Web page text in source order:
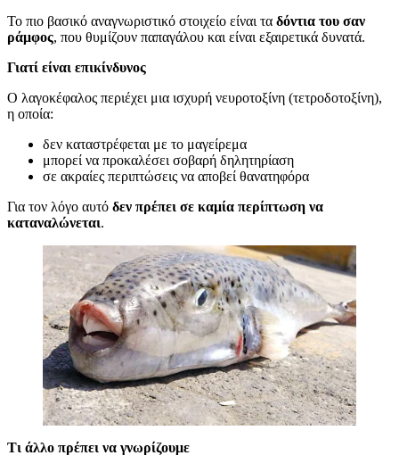
Το πιο βασικό αναγνωριστικό στοιχείο είναι τα δόντια του σαν
ράμφος, που θυμίζουν παπαγάλου και είναι εξαιρετικά δυνατά.
Γιατί είναι επικίνδυνος
Ο λαγοκέφαλος περιέχει μια ισχυρή νευροτοξίνη (τετροδοτοξίνη),
η οποία:
δεν καταστρέφεται με το μαγείρεμα
μπορεί να προκαλέσει σοβαρή δηλητηρίαση
σε ακραίες περιπτώσεις να αποβεί θανατηφόρα
Για τον λόγο αυτό δεν πρέπει σε καμία περίπτωση να
καταναλώνεται.
Τι άλλο πρέπει να γνωρίζουμε